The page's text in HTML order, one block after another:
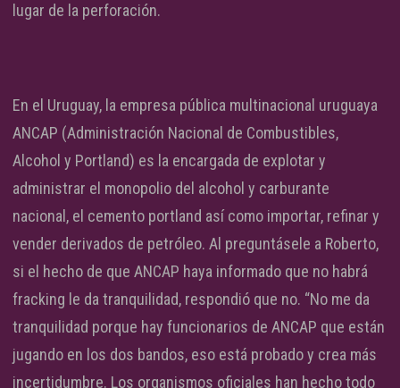
lugar de la perforación.
En el Uruguay, la empresa pública multinacional uruguaya
ANCAP (Administración Nacional de Combustibles,
Alcohol y Portland) es la encargada de explotar y
administrar el monopolio del alcohol y carburante
nacional, el cemento portland así como importar, refinar y
vender derivados de petróleo. Al preguntásele a Roberto,
si el hecho de que ANCAP haya informado que no habrá
fracking le da tranquilidad, respondió que no. “No me da
tranquilidad porque hay funcionarios de ANCAP que están
jugando en los dos bandos, eso está probado y crea más
incertidumbre. Los organismos oficiales han hecho todo